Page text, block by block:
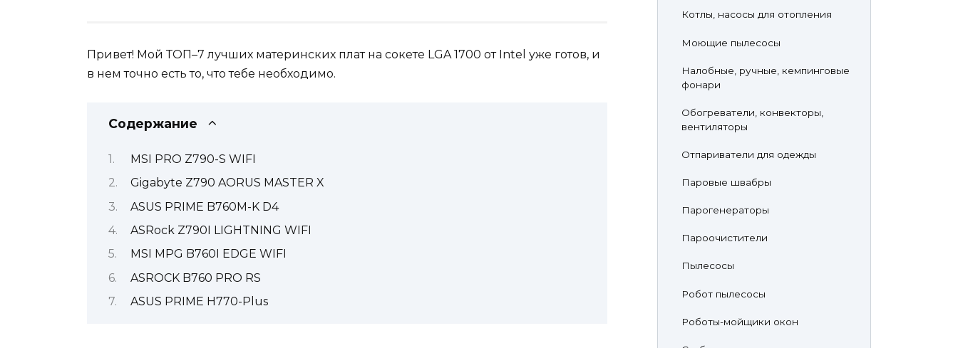
Привет! Мой ТОП–7 лучших материнских плат на сокете LGA 1700 от Intel уже готов, и
в нем точно есть то, что тебе необходимо.
Содержание
MSI PRO Z790-S WIFI
Gigabyte Z790 AORUS MASTER X
ASUS PRIME B760M-K D4
ASRock Z790I LIGHTNING WIFI
MSI MPG B760I EDGE WIFI
ASROCK B760 PRO RS
ASUS PRIME H770-Plus
Котлы, насосы для отопления
Моющие пылесосы
Налобные, ручные, кемпинговые
фонари
Обогреватели, конвекторы,
вентиляторы
Отпариватели для одежды
Паровые швабры
Парогенераторы
Пароочистители
Пылесосы
Робот пылесосы
Роботы-мойщики окон